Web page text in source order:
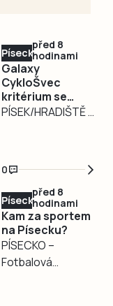
Písecko
před 8
hodinami
Galaxy
CykloŠvec
kritérium se
vrací na Hradiště
PÍSEK/HRADIŠTĚ –
bude v neděli 9.
srpna dějištěm
tradičního Galaxy
CykloŠvec kritéria
Hradiště 2026.
Oblíbený silniční
závod se pojede
0
Písecko
před 8
hodinami
Kam za sportem
na Písecku?
PÍSECKO –
Fotbalová